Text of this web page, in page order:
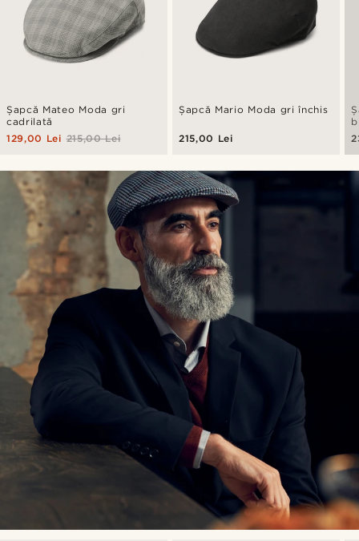
Șapcă Mateo Moda gri
cadrilată
215,00 Lei
129,00 Lei
Șapcă Mario Moda gri închis
215,00 Lei